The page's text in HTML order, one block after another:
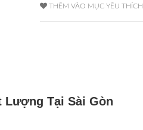
THÊM VÀO MỤC YÊU THÍCH
Lượng Tại Sài Gòn